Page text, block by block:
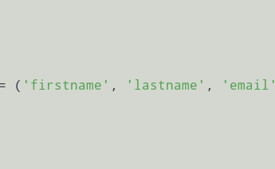
(
'firstname' , 'lastname' , 'email'